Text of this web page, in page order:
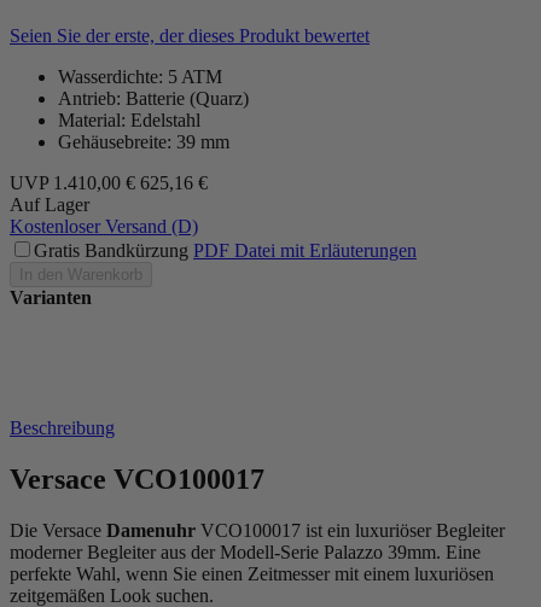
Seien Sie der erste, der dieses Produkt bewertet
Wasserdichte: 5 ATM
Antrieb: Batterie (Quarz)
Material: Edelstahl
Gehäusebreite: 39 mm
UVP 1.410,00 € 625,16 €
Auf Lager
Kostenloser Versand (D)
Gratis Bandkürzung PDF Datei mit Erläuterungen
In den Warenkorb
Varianten
Beschreibung
Versace VCO100017
Die Versace Damenuhr VCO100017 ist ein luxuriöser Begleiter
moderner Begleiter aus der Modell-Serie Palazzo 39mm. Eine
perfekte Wahl, wenn Sie einen Zeitmesser mit einem luxuriösen
zeitgemäßen Look suchen.